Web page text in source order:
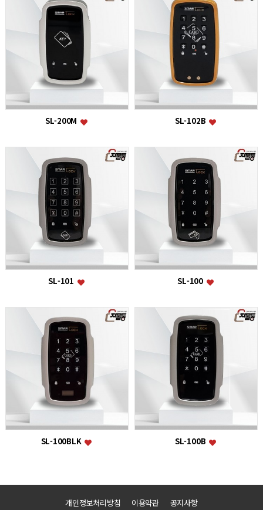
SL-200M SL-102B
SL-101 SL-100
SL-100BLK SL-100B
개인정보처리방침 이용약관 공지사항